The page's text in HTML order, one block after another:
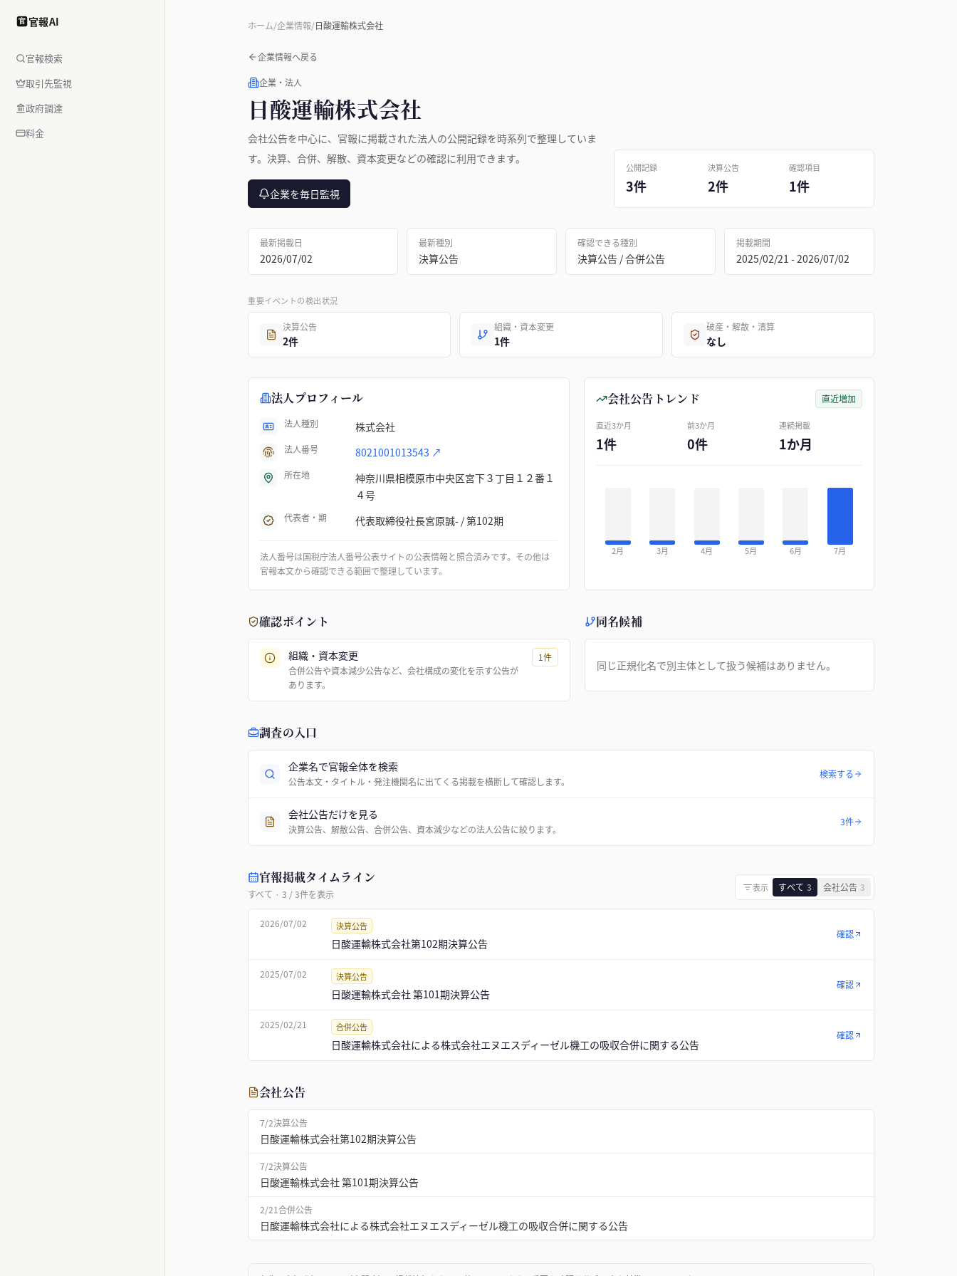
官 官報AI
官報検索
取引先監視
政府調達
料金
ホーム/企業情報/日酸運輸株式会社
企業情報へ戻る
企業・法人
日酸運輸株式会社
会社公告を中心に、官報に掲載された法人の公開記録を時系列で整理していま
す。決算、合併、解散、資本変更などの確認に利用できます。
企業を毎日監視
公開記録
3件
決算公告
2件
確認項目
1件
最新掲載日
2026/07/02
最新種別
決算公告
確認できる種別
決算公告 / 合併公告
掲載期間
2025/02/21 - 2026/07/02
重要イベントの検出状況
決算公告
2件
組織・資本変更
1件
破産・解散・清算
なし
法人プロフィール
法人種別 株式会社
法人番号 8021001013543 ↗
所在地
神奈川県相模原市中央区宮下３丁目１２番１
４号
代表者・期 代表取締役社長宮原誠- / 第102期
法人番号は国税庁法人番号公表サイトの公表情報と照合済みです。その他は
官報本文から確認できる範囲で整理しています。
会社公告トレンド 直近増加
直近3か月
1件
前3か月
0件
連続掲載
1か月
2月 3月 4月 5月 6月 7月
確認ポイント
組織・資本変更
合併公告や資本減少公告など、会社構成の変化を示す公告が
あります。
1件
同名候補
同じ正規化名で別主体として扱う候補はありません。
調査の入口
企業名で官報全体を検索
公告本文・タイトル・発注機関名に出てくる掲載を横断して確認します。
検索する
会社公告だけを見る
決算公告、解散公告、合併公告、資本減少などの法人公告に絞ります。
3件
官報掲載タイムライン
すべて · 3 /3件を表示
表示 すべて 3 会社公告 3
2026/07/02 決算公告
日酸運輸株式会社第102期決算公告
確認
2025/07/02 決算公告
日酸運輸株式会社 第101期決算公告
確認
2025/02/21 合併公告
日酸運輸株式会社による株式会社エヌエスディーゼル機工の吸収合併に関する公告
確認
会社公告
7/2決算公告
日酸運輸株式会社第102期決算公告
7/2決算公告
日酸運輸株式会社 第101期決算公告
2/21合併公告
日酸運輸株式会社による株式会社エヌエスディーゼル機工の吸収合併に関する公告